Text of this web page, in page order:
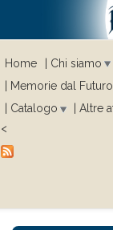
Home Chi siamo
Memorie dal Futuro
Catalogo
Altre
<